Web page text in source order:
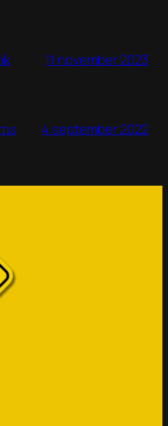
11 november 2023
4 september 2022